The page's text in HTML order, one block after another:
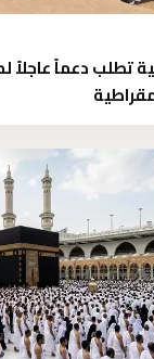
تطلب دعماً